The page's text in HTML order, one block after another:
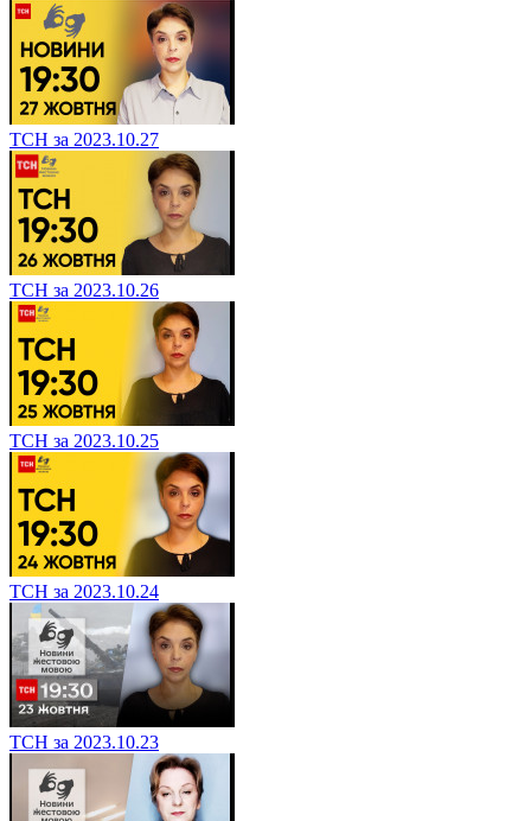
ТСН за 2023.10.27
ТСН за 2023.10.26
ТСН за 2023.10.25
ТСН за 2023.10.24
ТСН за 2023.10.23